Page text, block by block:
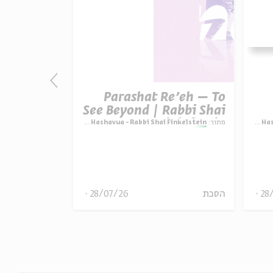
Parashat Re’eh – To
See Beyond | Rabbi Shai
Finkelstein
מתוך: Parashat Hashavua - Rabbi Shai Finkelstein
הסכת 28/07/26